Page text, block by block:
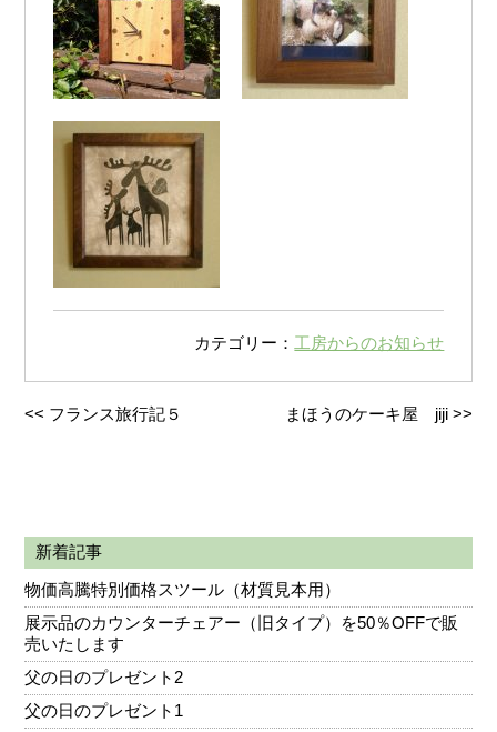
カテゴリー： 工房からのお知らせ
<< フランス旅行記５ まほうのケーキ屋 jiji>>
新着記事
物価高騰特別価格スツール（材質見本用）
展示品のカウンターチェアー（旧タイプ）を50％OFFで販
売いたします
父の日のプレゼント2
父の日のプレゼント1